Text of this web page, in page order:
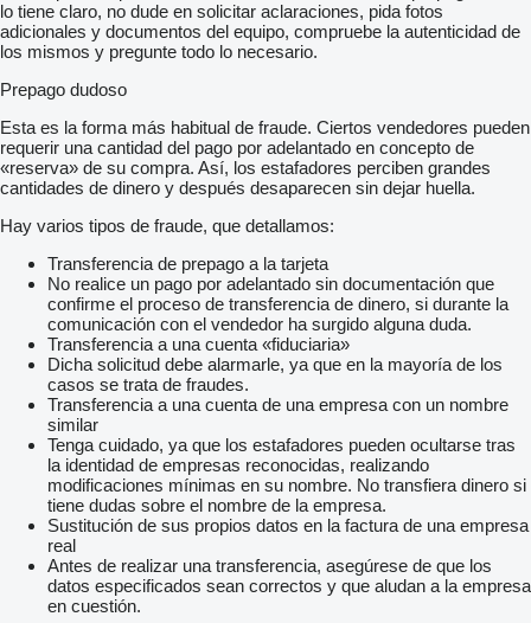
lo tiene claro, no dude en solicitar aclaraciones, pida fotos
adicionales y documentos del equipo, compruebe la autenticidad de
los mismos y pregunte todo lo necesario.
Prepago dudoso
Esta es la forma más habitual de fraude. Ciertos vendedores pueden
requerir una cantidad del pago por adelantado en concepto de
«reserva» de su compra. Así, los estafadores perciben grandes
cantidades de dinero y después desaparecen sin dejar huella.
Hay varios tipos de fraude, que detallamos:
Transferencia de prepago a la tarjeta
No realice un pago por adelantado sin documentación que
confirme el proceso de transferencia de dinero, si durante la
comunicación con el vendedor ha surgido alguna duda.
Transferencia a una cuenta «fiduciaria»
Dicha solicitud debe alarmarle, ya que en la mayoría de los
casos se trata de fraudes.
Transferencia a una cuenta de una empresa con un nombre
similar
Tenga cuidado, ya que los estafadores pueden ocultarse tras
la identidad de empresas reconocidas, realizando
modificaciones mínimas en su nombre. No transfiera dinero si
tiene dudas sobre el nombre de la empresa.
Sustitución de sus propios datos en la factura de una empresa
real
Antes de realizar una transferencia, asegúrese de que los
datos especificados sean correctos y que aludan a la empresa
en cuestión.